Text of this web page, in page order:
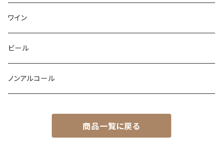
ワイン
ビール
ノンアルコール
商品一覧に戻る